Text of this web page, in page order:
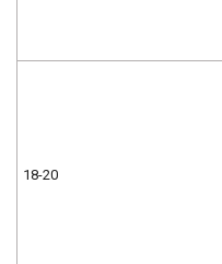
18-20